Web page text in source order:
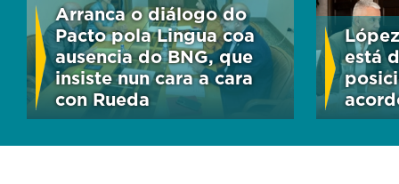
Arranca o diálogo do
Pacto pola Lingua coa
ausencia do BNG, que
insiste nun cara a cara
con Rueda
está